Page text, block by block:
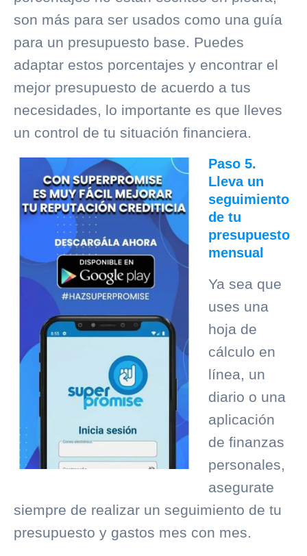
son más para ser usados como una guía
para un presupuesto base. Puedes
adaptar estos porcentajes y encontrar el
mejor presupuesto de acuerdo a tus
necesidades, lo importante es que lleves
un control de tu situación financiera.
Paso 5.
Lleva un
seguimiento
de tu
presupuesto
mensual
Ya sea que
uses una
hoja de
cálculo en
línea, un
diario o una
aplicación
de finanzas
personales,
asegurate
siempre de realizar un seguimiento de tu
presupuesto y gastos mes con mes.